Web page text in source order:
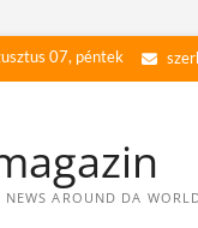
07, péntek
NEWS AROUND DA